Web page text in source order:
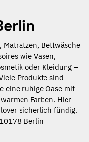
Matratzen, Bettwäsche
wie Vasen,
oder Kleidung –
Produkte sind
eine ruhige Oase mit
Farben. Hier
sicherlich fündig.
Berlin